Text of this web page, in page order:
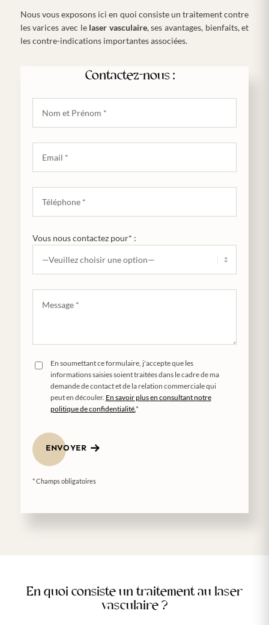
Nous vous exposons ici en quoi consiste un traitement contre
les varices avec le laser vasculaire, ses avantages, bienfaits, et
les contre-indications importantes associées.
Contactez-nous :
Vous nous contactez pour* :
En soumettant ce formulaire, j'accepte que les
informations saisies soient traitées dans le cadre de ma
demande de contact et de la relation commerciale qui
peut en découler. En savoir plus en consultant notre
politique de confidentialité.*
ENVOYER
* Champs obligatoires
En quoi consiste un traitement au laser
vasculaire ?